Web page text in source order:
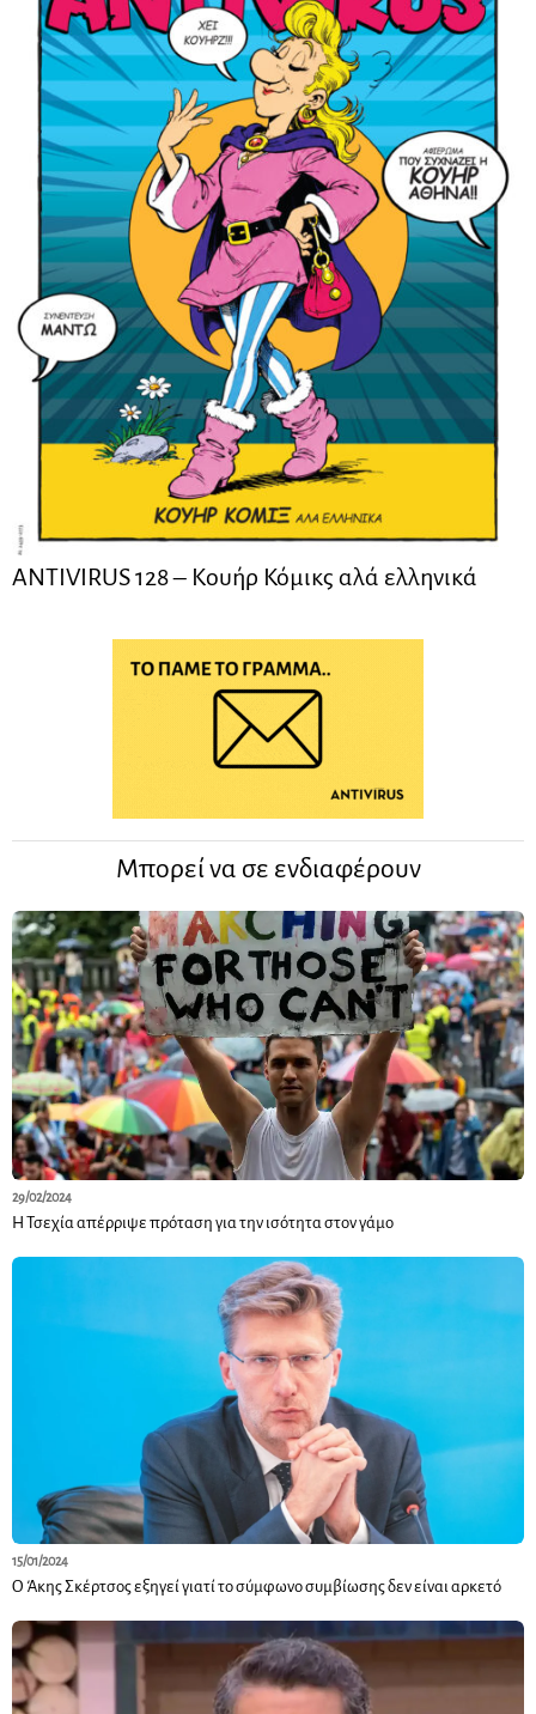
ANTIVIRUS 128 – Kουήρ Κόμικς αλά ελληνικά
Μπορεί να σε ενδιαφέρουν
29/02/2024
Η Τσεχία απέρριψε πρόταση για την ισότητα στον γάμο
15/01/2024
Ο Άκης Σκέρτσος εξηγεί γιατί το σύμφωνο συμβίωσης δεν είναι αρκετό